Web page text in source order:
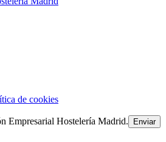
de cookies
Empresarial Hostelería Madrid.